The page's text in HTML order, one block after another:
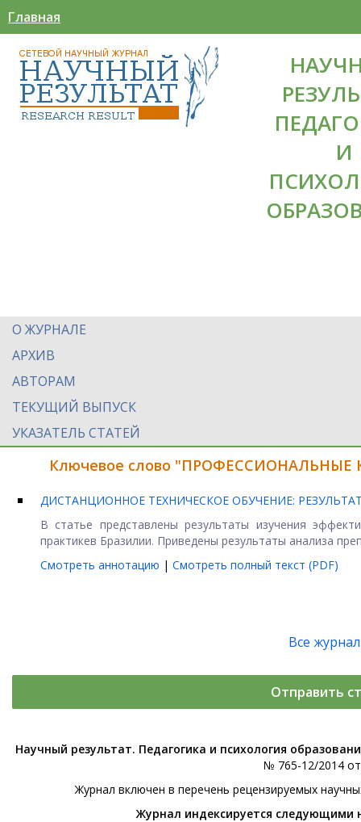
Главная
И
О ЖУРНАЛЕ
АРХИВ
АВТОРАМ
ТЕКУЩИЙ ВЫПУСК
УКАЗАТЕЛЬ СТАТЕЙ
Ключевое слово "ПРОФЕССИОНАЛЬНЫЕ
ДИСТАНЦИОННОЕ ТЕХНИЧЕСКОЕ ОБУЧЕНИЕ:
В статье представлены результаты изучения
практикев Бразилии. Приведены результаты анализа
Смотреть аннотацию | Смотреть полный текст (PDF)
Все
Отправить
Научный результат. Педагогика и психология
№ 765-12/2014
Журнал включен в перечень рецензируемых
Журнал индексируется